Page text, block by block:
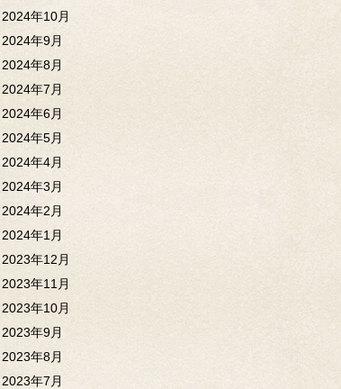
2024年10月
2024年9月
2024年8月
2024年7月
2024年6月
2024年5月
2024年4月
2024年3月
2024年2月
2024年1月
2023年12月
2023年11月
2023年10月
2023年9月
2023年8月
2023年7月